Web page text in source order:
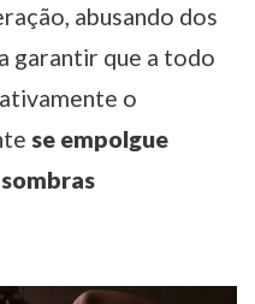
abusando dos
garantir que a todo
o
se empolgue